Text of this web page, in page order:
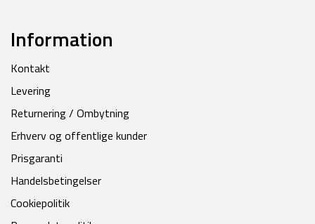
Information
Kontakt
Levering
Returnering / Ombytning
Erhverv og offentlige kunder
Prisgaranti
Handelsbetingelser
Cookiepolitik